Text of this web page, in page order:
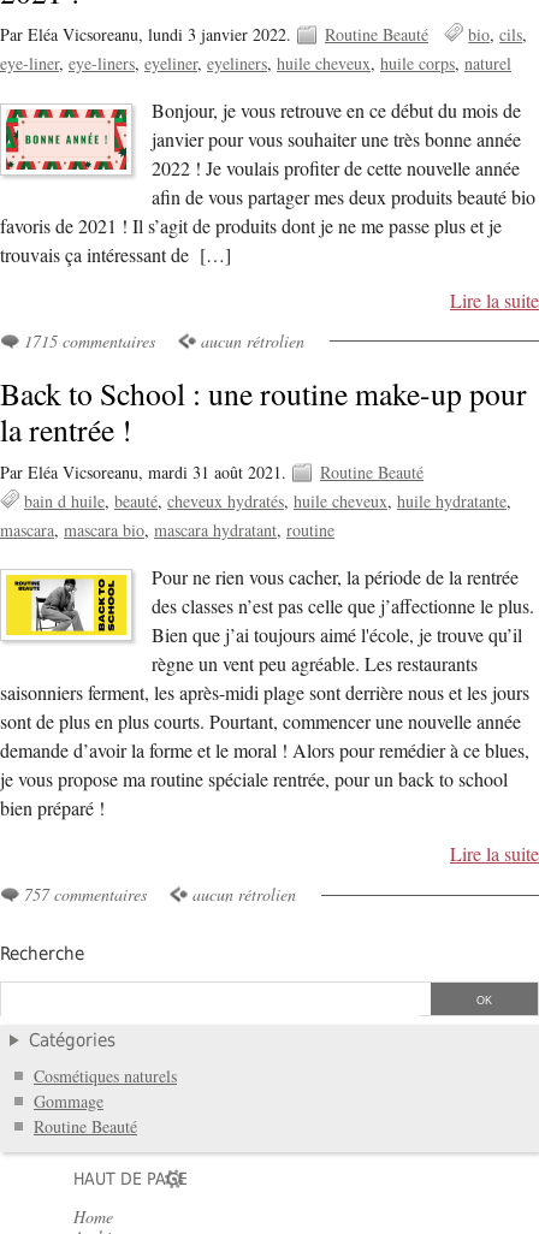
Par Eléa Vicsoreanu, lundi 3 janvier 2022. Routine Beauté bio cils
eye-liner eye-liners eyeliner eyeliners huile cheveux huile corps naturel
Bonjour, je vous retrouve en ce début du mois de
janvier pour vous souhaiter une très bonne année
2022 ! Je voulais profiter de cette nouvelle année
afin de vous partager mes deux produits beauté bio
favoris de 2021 ! Il s’agit de produits dont je ne me passe plus et je
trouvais ça intéressant de […]
Lire la suite
1715 commentaires aucun rétrolien
Back to School : une routine make-up pour
la rentrée !
Par Eléa Vicsoreanu, mardi 31 août 2021.
Routine Beauté
bain d huile beauté cheveux hydratés huile cheveux huile hydratante
mascara mascara bio mascara hydratant routine
Pour ne rien vous cacher, la période de la rentrée
des classes n’est pas celle que j’affectionne le plus.
Bien que j’ai toujours aimé l'école, je trouve qu’il
règne un vent peu agréable. Les restaurants
saisonniers ferment, les après-midi plage sont derrière nous et les jours
sont de plus en plus courts. Pourtant, commencer une nouvelle année
demande d’avoir la forme et le moral ! Alors pour remédier à ce blues,
je vous propose ma routine spéciale rentrée, pour un back to school
bien préparé !
Lire la suite
757 commentaires aucun rétrolien
Recherche
Catégories
Cosmétiques naturels
Gommage
Routine Beauté
HAUT DE PAGE
Home